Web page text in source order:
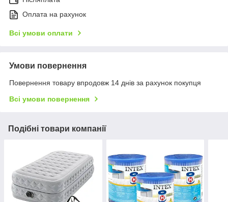
Оплата на рахунок
Всі умови оплати
Умови повернення
Повернення товару впродовж 14 днів за рахунок покупця
Всі умови повернення
Подібні товари компанії